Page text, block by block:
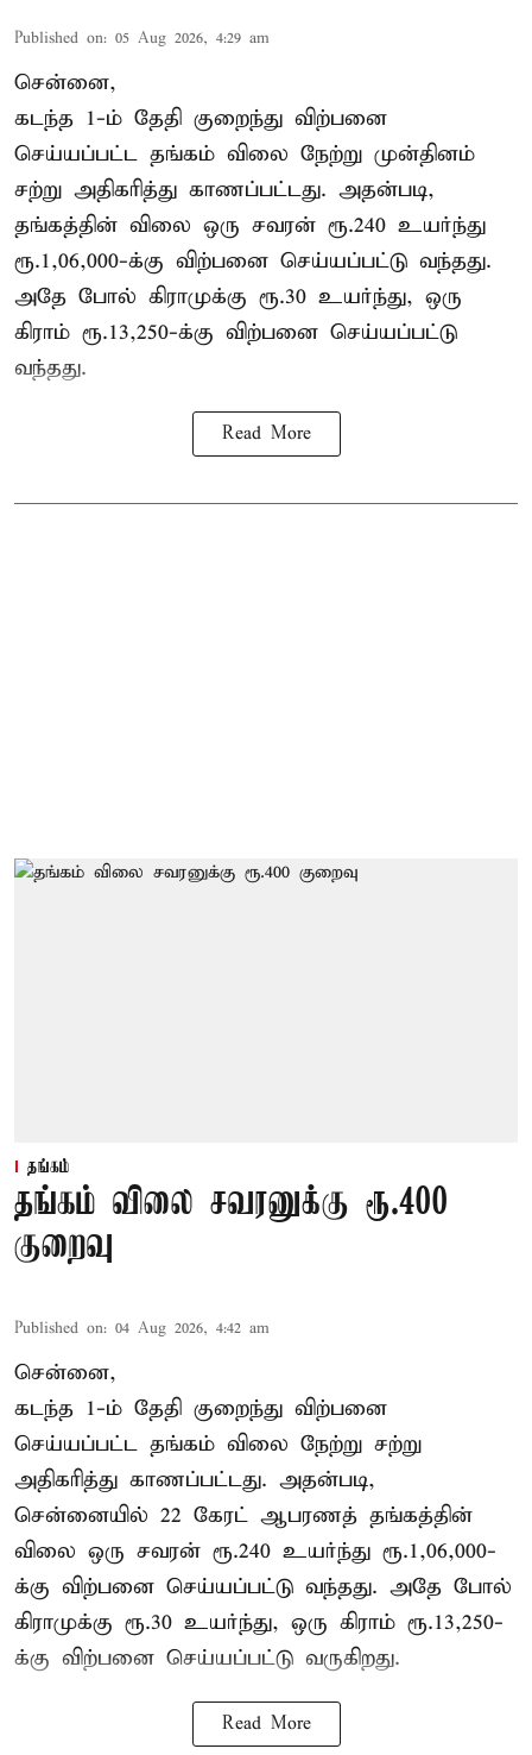
Published on: 05 Aug 2026, 4:29 am
சென்னை,
கடந்த 1-ம் தேதி குறைந்து விற்பனை
செய்யப்பட்ட தங்கம் விலை நேற்று முன்தினம்
சற்று அதிகரித்து காணப்பட்டது. அதன்படி,
தங்கத்தின் விலை ஒரு சவரன் ரூ.240 உயர்ந்து
ரூ.1,06,000-க்கு விற்பனை செய்யப்பட்டு வந்தது.
அதே போல் கிராமுக்கு ரூ.30 உயர்ந்து, ஒரு
கிராம் ரூ.13,250-க்கு விற்பனை செய்யப்பட்டு
வந்தது.
Read More
தங்கம்
தங்கம் விலை சவரனுக்கு ரூ.400
குறைவு
Published on: 04 Aug 2026, 4:42 am
சென்னை,
கடந்த 1-ம் தேதி குறைந்து விற்பனை
செய்யப்பட்ட தங்கம் விலை நேற்று சற்று
அதிகரித்து காணப்பட்டது. அதன்படி,
சென்னையில் 22 கேரட் ஆபரணத் தங்கத்தின்
விலை ஒரு சவரன் ரூ.240 உயர்ந்து ரூ.1,06,000-
க்கு விற்பனை செய்யப்பட்டு வந்தது. அதே போல்
கிராமுக்கு ரூ.30 உயர்ந்து, ஒரு கிராம் ரூ.13,250-
க்கு விற்பனை செய்யப்பட்டு வருகிறது.
Read More